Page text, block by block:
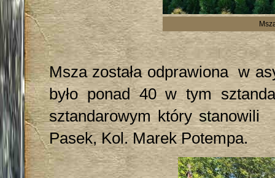
Msza została odprawiona w
było ponad 40 w tym
sztandarowym który
Pasek, Kol. Marek Potempa.